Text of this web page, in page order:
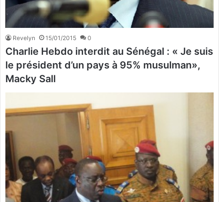
Revelyn 15/01/2015 0
Charlie Hebdo interdit au Sénégal : « Je suis
le président d’un pays à 95% musulman»,
Macky Sall